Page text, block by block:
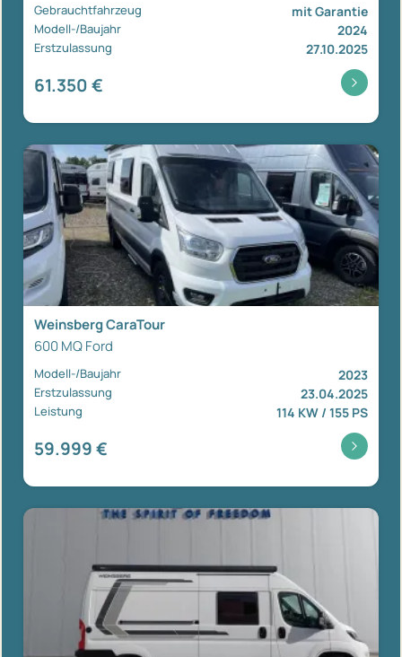
Gebrauchtfahrzeug mit Garantie
Modell-/Baujahr 2024
Erstzulassung 27.10.2025
61.350 €
Weinsberg CaraTour
600 MQ Ford
Modell-/Baujahr 2023
Erstzulassung 23.04.2025
Leistung 114 KW / 155 PS
59.999 €